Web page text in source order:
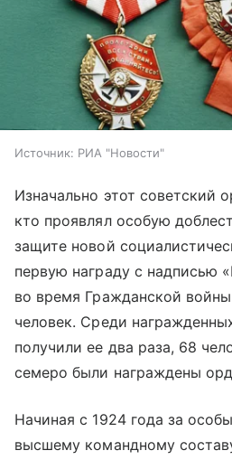
Источник: РИА "Новости"
Изначально этот советский
кто проявлял особую
защите новой
первую награду с надписью
во время Гражданской
человек. Среди
получили ее два раза, 68
семеро были награждены
Начиная с 1924 года за
высшему командному